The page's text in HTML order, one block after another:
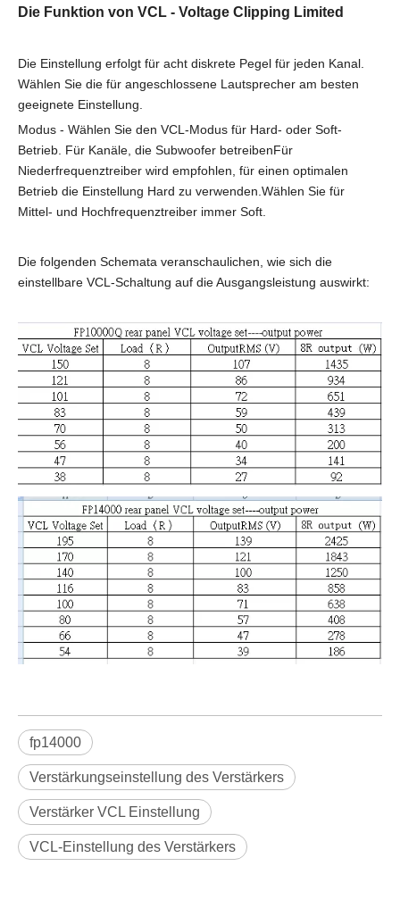
Die Funktion von VCL - Voltage Clipping Limited
Die Einstellung erfolgt für acht diskrete Pegel für jeden Kanal.
Wählen Sie die für angeschlossene Lautsprecher am besten
geeignete Einstellung.
Modus - Wählen Sie den VCL-Modus für Hard- oder Soft-
Betrieb. Für Kanäle, die Subwoofer betreibenFür
Niederfrequenztreiber wird empfohlen, für einen optimalen
Betrieb die Einstellung Hard zu verwenden. Wählen Sie für
Mittel- und Hochfrequenztreiber immer Soft.
Die folgenden Schemata veranschaulichen, wie sich die
einstellbare VCL-Schaltung auf die Ausgangsleistung auswirkt:
fp14000
Verstärkungseinstellung des Verstärkers
Verstärker VCL Einstellung
VCL-Einstellung des Verstärkers